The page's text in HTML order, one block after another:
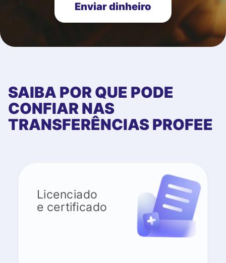
Enviar dinheiro
SAIBA POR QUE PODE
CONFIAR NAS
TRANSFERÊNCIAS PROFEE
Licenciado
e certificado